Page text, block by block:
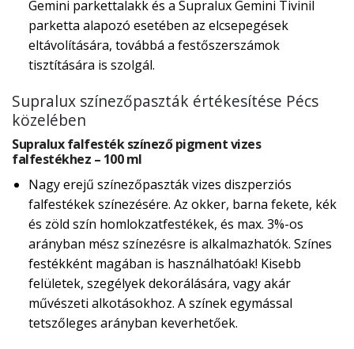
Gemini parkettalakk és a Supralux Gemini Tivinil
parketta alapozó esetében az elcsepegések
eltávolítására, továbbá a festőszerszámok
tisztítására is szolgál.
Supralux színezőpaszták értékesítése Pécs
közelében
Supralux falfesték színező pigment vizes
falfestékhez – 100 ml
Nagy erejű színezőpaszták vizes diszperziós
falfestékek színezésére. Az okker, barna fekete, kék
és zöld szín homlokzatfestékek, és max. 3%-os
arányban mész színezésre is alkalmazhatók. Színes
festékként magában is használhatóak! Kisebb
felületek, szegélyek dekorálására, vagy akár
művészeti alkotásokhoz. A színek egymással
tetszőleges arányban keverhetőek.